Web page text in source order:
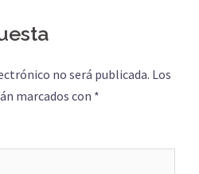
no será publicada. Los
marcados con *